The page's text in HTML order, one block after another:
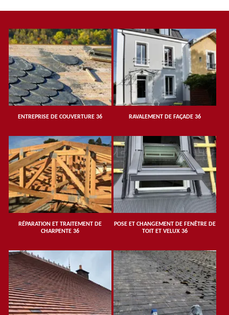
ENTREPRISE DE COUVERTURE 36 RAVALEMENT DE FAÇADE 36
RÉPARATION ET TRAITEMENT DE
CHARPENTE 36
POSE ET CHANGEMENT DE FENÊTRE DE
TOIT ET VELUX 36